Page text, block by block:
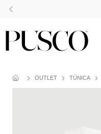
!
OUTLET TÚNICA